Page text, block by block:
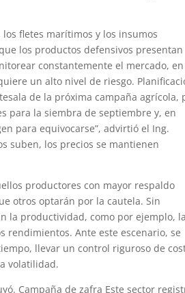
fletes marítimos y los insumos
los productos defensivos presentan
constantemente el mercado,
un alto nivel de riesgo.
de la próxima campaña agrícola,
para la siembra de septiembre y, en
para equivocarse”, advirtió el Ing.
suben, los precios se mantienen
productores con mayor respaldo
otros optarán por la cautela. Sin
la productividad, como por ejemplo, la
Ante este escenario, se
llevar un control riguroso de
volatilidad.
Campaña de zafra Este sector